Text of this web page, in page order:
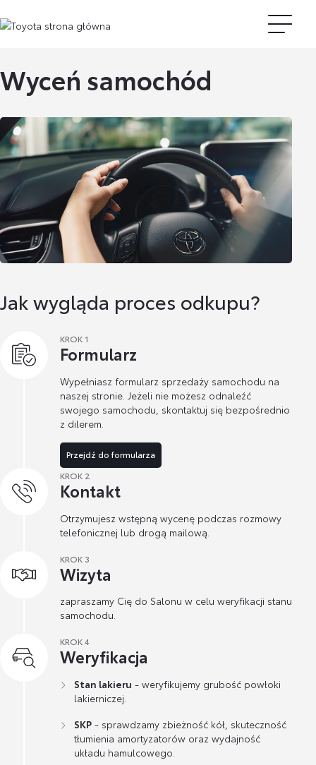
Wyceń samochód
Jak wygląda proces odkupu?
KROK 1
Formularz
Wypełniasz formularz sprzedaży samochodu na
naszej stronie. Jeżeli nie możesz odnaleźć
swojego samochodu, skontaktuj się bezpośrednio
z dilerem.
Przejdź do formularza
KROK 2
Kontakt
Otrzymujesz wstępną wycenę podczas rozmowy
telefonicznej lub drogą mailową.
KROK 3
Wizyta
zapraszamy Cię do Salonu w celu weryfikacji stanu
samochodu.
KROK 4
Weryfikacja
Stan lakieru - weryfikujemy grubość powłoki
lakierniczej.
SKP - sprawdzamy zbieżność kół, skuteczność
tłumienia amortyzatorów oraz wydajność
układu hamulcowego.